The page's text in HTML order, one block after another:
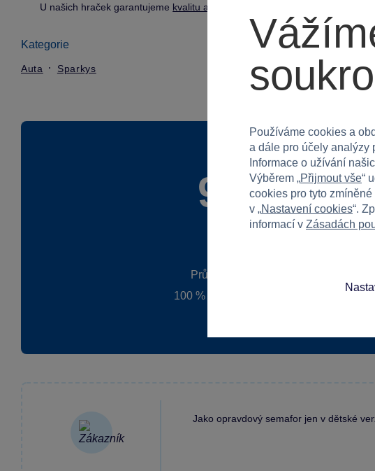
U našich hraček garantujeme kvalitu a bezpečnost
Kategorie
Auta Sparkys
90 %
Průměr z 6 hodnocení
100 % zákazníků doporučuje
Jako opravdový semafor jen v dětské
Používáme cookies a
a dále pro účely analýzy
Informace o užívání
Výběrem „Přijmout vše“
cookies pro tyto
v „Nastavení cookies“.
informací v Zásadách